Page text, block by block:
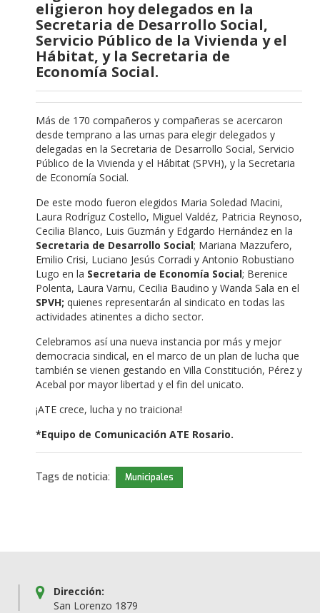
eligieron hoy delegados en la
Secretaria de Desarrollo Social,
Servicio Público de la Vivienda y el
Hábitat, y la Secretaria de
Economía Social.
Más de 170 compañeros y compañeras se acercaron
desde temprano a las urnas para elegir delegados y
delegadas en la Secretaria de Desarrollo Social, Servicio
Público de la Vivienda y el Hábitat (SPVH), y la Secretaria
de Economía Social.
De este modo fueron elegidos Maria Soledad Macini,
Laura Rodríguz Costello, Miguel Valdéz, Patricia Reynoso,
Cecilia Blanco, Luis Guzmán y Edgardo Hernández en la
Secretaria de Desarrollo Social; Mariana Mazzufero,
Emilio Crisi, Luciano Jesús Corradi y Antonio Robustiano
Lugo en la Secretaria de Economía Social; Berenice
Polenta, Laura Varnu, Cecilia Baudino y Wanda Sala en el
SPVH; quienes representarán al sindicato en todas las
actividades atinentes a dicho sector.
Celebramos así una nueva instancia por más y mejor
democracia sindical, en el marco de un plan de lucha que
también se vienen gestando en Villa Constitución, Pérez y
Acebal por mayor libertad y el fin del unicato.
¡ATE crece, lucha y no traiciona!
*Equipo de Comunicación ATE Rosario.
Tags de noticia: Municipales
Dirección:
San Lorenzo 1879